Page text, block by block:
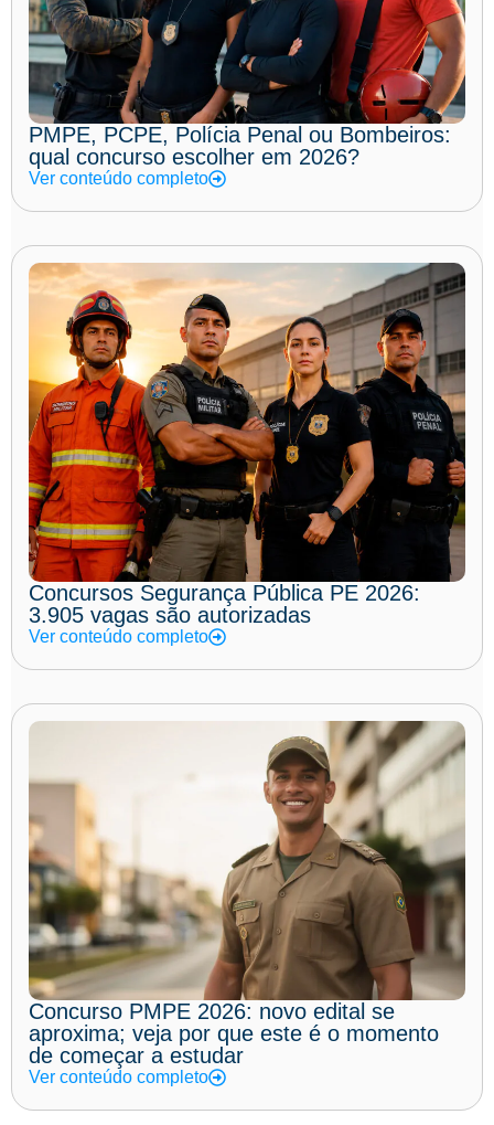
PMPE, PCPE, Polícia Penal ou Bombeiros:
qual concurso escolher em 2026?
Ver conteúdo completo
Concursos Segurança Pública PE 2026:
3.905 vagas são autorizadas
Ver conteúdo completo
Concurso PMPE 2026: novo edital se
aproxima; veja por que este é o momento
de começar a estudar
Ver conteúdo completo